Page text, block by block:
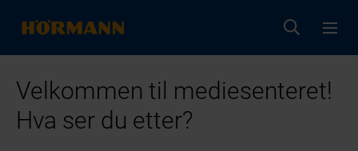
Velkommen til mediesenteret!
Hva ser du etter?